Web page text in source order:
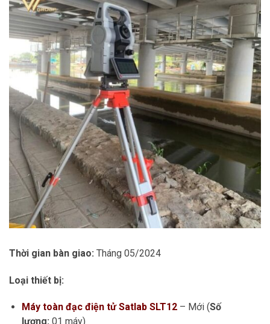
Thời gian bàn giao: Tháng 05/2024
Loại thiết bị:
Máy toàn đạc điện tử Satlab SLT12 – Mới (Số
lượng: 01 máy)